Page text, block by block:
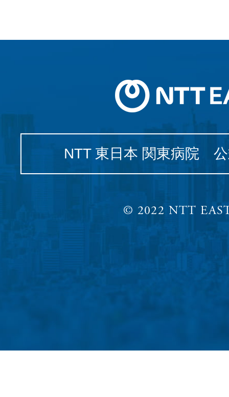
NTT 東日本 関東病院
© 2022 NTT